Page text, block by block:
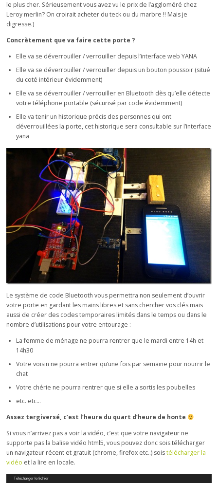
le plus cher. Sérieusement vous avez vu le prix de l’aggloméré chez
Leroy merlin? On croirait acheter du teck ou du marbre !! Mais je
digresse.)
Concrètement que va faire cette porte ?
Elle va se déverrouiller / verrouiller depuis l’interface web YANA
Elle va se déverrouiller / verrouiller depuis un bouton poussoir (situé
du coté intérieur évidemment)
Elle va se déverrouiller / verrouiller en Bluetooth dès qu’elle détecte
votre téléphone portable (sécurisé par code évidemment)
Elle va tenir un historique précis des personnes qui ont
déverrouillées la porte, cet historique sera consultable sur l’interface
yana
Le système de code Bluetooth vous permettra non seulement d’ouvrir
votre porte en gardant les mains libres et sans chercher vos clés mais
aussi de créer des codes temporaires limités dans le temps ou dans le
nombre d’utilisations pour votre entourage :
La femme de ménage ne pourra rentrer que le mardi entre 14h et
14h30
Votre voisin ne pourra entrer qu’une fois par semaine pour nourrir le
chat
Votre chérie ne pourra rentrer que si elle a sortis les poubelles
etc. etc…
Assez tergiversé, c’est l’heure du quart d’heure de honte
Si vous n’arrivez pas a voir la vidéo, c’est que votre navigateur ne
supporte pas la balise vidéo html5, vous pouvez donc sois télécharger
un navigateur récent et gratuit (chrome, firefox etc..) soistélécharger la
vidéo et la lire en locale.
Lecteur
Télécharger le fichier